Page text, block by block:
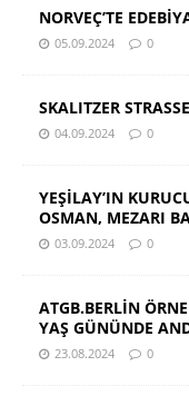
NORVEÇ’TE
05.09.2024 0
SKALITZER
04.09.2024 0
YEŞİLAY’IN
OSMAN, MEZARI
03.09.2024 0
ATGB.BERLİN
YAŞ GÜNÜNDE
23.08.2024 0